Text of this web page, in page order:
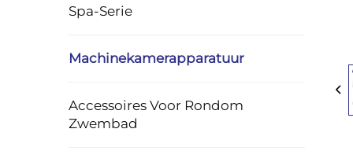
Spa-Serie
Machinekamerapparatuur
Accessoires Voor Rondom
Zwembad